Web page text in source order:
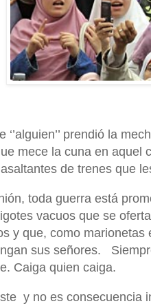
‘’alguien’’ prendió la
mece la cuna en aquel
de trenes que
toda guerra está
vacuos que se
y que, como
sus señores.
Caiga quien caiga.
y no es consecuencia